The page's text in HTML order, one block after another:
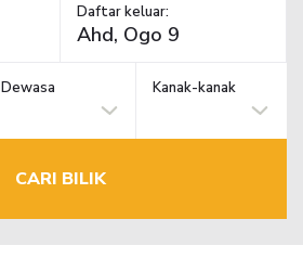
Daftar keluar:
Dewasa Kanak-kanak
CARI BILIK